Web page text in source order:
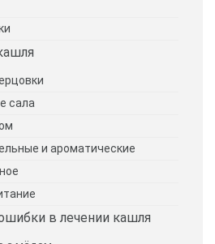
сала
и ароматические
в лечении кашля